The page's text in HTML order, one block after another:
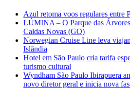
Azul retoma voos regulares entre
LÚMINA – O Parque das
Caldas Novas (GO)
Norwegian Cruise Line leva
Islândia
Hotel em São Paulo cria tarifa
turismo cultural
Wyndham São Paulo Ibirapuera
novo diretor geral e inicia nova